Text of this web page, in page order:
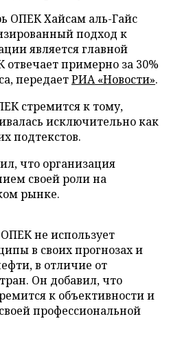
ОПЕК Хайсам аль-Гайс
подход к
является главной
примерно за 30%
передаетРИА «Новости».
стремится к тому,
исключительно как
подтекстов.
что организация
своей роли на
рынке.
не использует
в своих прогнозах и
в отличие от
Он добавил, что
к объективности и
профессиональной